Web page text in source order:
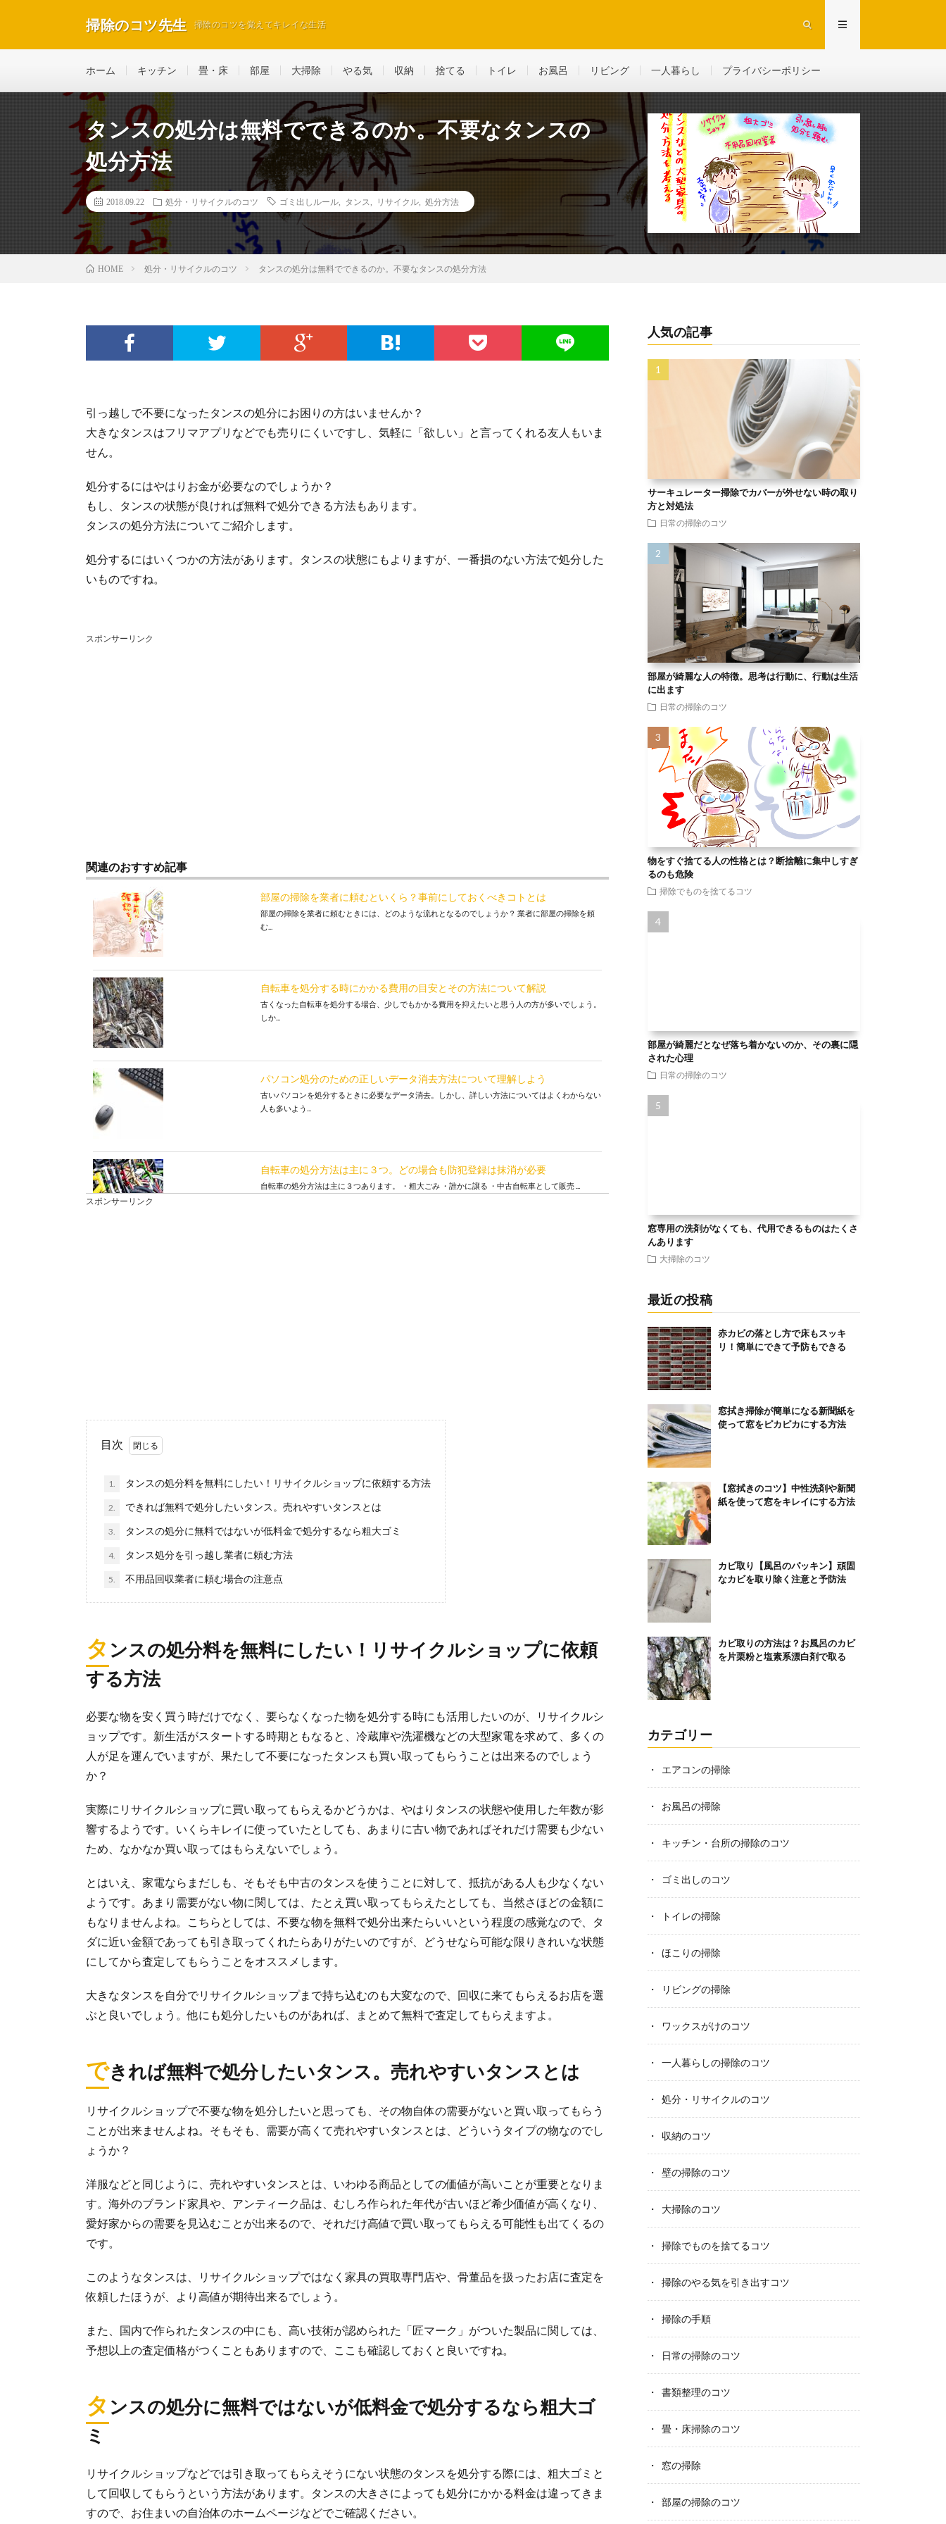
掃除のコツ先生 掃除のコツを覚えてキレイな生活
ホーム キッチン 畳・床 部屋 大掃除 やる気 収納 捨てる トイレ お風呂 リビング 一人暮らし プライバシーポリシー
タンスの処分は無料でできるのか。不要なタンスの
処分方法
2018.09.22 処分・リサイクルのコツ ゴミ出しルール タンス リサイクル 処分方法
HOME 処分・リサイクルのコツ タンスの処分は無料でできるのか。不要なタンスの処分方法
引っ越しで不要になったタンスの処分にお困りの方はいませんか？
大きなタンスはフリマアプリなどでも売りにくいですし、気軽に「欲しい」と言ってくれる友人もいま
せん。
処分するにはやはりお金が必要なのでしょうか？
もし、タンスの状態が良ければ無料で処分できる方法もあります。
タンスの処分方法についてご紹介します。
処分するにはいくつかの方法があります。タンスの状態にもよりますが、一番損のない方法で処分した
いものですね。
スポンサーリンク
関連のおすすめ記事
部屋の掃除を業者に頼むといくら？事前にしておくべきコトとは
部屋の掃除を業者に頼むときには、どのような流れとなるのでしょうか？ 業者に部屋の掃除を頼
む...
自転車を処分する時にかかる費用の目安とその方法について解説
古くなった自転車を処分する場合、少しでもかかる費用を抑えたいと思う人の方が多いでしょう。
しか...
パソコン処分のための正しいデータ消去方法について理解しよう
古いパソコンを処分するときに必要なデータ消去。しかし、詳しい方法についてはよくわからない
人も多いよう...
自転車の処分方法は主に３つ。どの場合も防犯登録は抹消が必要
自転車の処分方法は主に３つあります。 ・粗大ごみ ・誰かに譲る ・中古自転車として販売 ...
テレビを処分するには「リサイクル料」という費用がかかります
テレビは粗大ごみとして処分することができません。 家電リサイクル法によりリサイクル費用を
仏壇を処分する時にかかる費用と手続きの流れについて理解しよう
住む人のいなくなった実家を整理する時も仏壇を処分するケースも増えているようです。 しか
し、どんな手...
に何も感...
タンスを処分するには解体しかないの？タンスの処分方法について
タンスの処分に頭を悩ませている人は多くいます。 昔ながらのタンスは重たくて、そう簡単に家
の外に...
新しい布団を買おうと思っても、古い布団をどうすればいいのか悩む人も多いのではないでしょう
か。 ...
ミニマリストを目指したい独身男性が最低限必要なものとは
最低限のものしか持たないで生きるミニマリスト。そういう生活を送りたい独身男性が増えている
と言われ...
自転車を処分しようと決めた場合、粗大ゴミとして出すか買い取ってもらうかその処分方法ばかり
気になってし...
自転車の処分を無料でしたい！お金をかけないで処分する方法
引っ越し前にこれまで住んできた部屋を掃除すると思いますが、掃除業者を呼んでしっかり部屋を
綺麗にすべき...
スポンサーリンク
目次
1. タンスの処分料を無料にしたい！リサイクルショップに依頼する方法
2. できれば無料で処分したいタンス。売れやすいタンスとは
3. タンスの処分に無料ではないが低料金で処分するなら粗大ゴミ
4. タンス処分を引っ越し業者に頼む方法
5. 不用品回収業者に頼む場合の注意点
タ ンスの処分料を無料にしたい！リサイクルショップに依頼
する方法
必要な物を安く買う時だけでなく、要らなくなった物を処分する時にも活用したいのが、リサイクルシ
ョップです。新生活がスタートする時期ともなると、冷蔵庫や洗濯機などの大型家電を求めて、多くの
人が足を運んでいますが、果たして不要になったタンスも買い取ってもらうことは出来るのでしょう
か？
実際にリサイクルショップに買い取ってもらえるかどうかは、やはりタンスの状態や使用した年数が影
響するようです。いくらキレイに使っていたとしても、あまりに古い物であればそれだけ需要も少ない
ため、なかなか買い取ってはもらえないでしょう。
とはいえ、家電ならまだしも、そもそも中古のタンスを使うことに対して、抵抗がある人も少なくない
ようです。あまり需要がない物に関しては、たとえ買い取ってもらえたとしても、当然さほどの金額に
もなりませんよね。こちらとしては、不要な物を無料で処分出来たらいいという程度の感覚なので、タ
ダに近い金額であっても引き取ってくれたらありがたいのですが、どうせなら可能な限りきれいな状態
にしてから査定してもらうことをオススメします。
大きなタンスを自分でリサイクルショップまで持ち込むのも大変なので、回収に来てもらえるお店を選
ぶと良いでしょう。他にも処分したいものがあれば、まとめて無料で査定してもらえますよ。
できれば無料で処分したいタンス。売れやすいタンスとは
リサイクルショップで不要な物を処分したいと思っても、その物自体の需要がないと買い取ってもらう
ことが出来ませんよね。そもそも、需要が高くて売れやすいタンスとは、どういうタイプの物なのでし
ょうか？
洋服などと同じように、売れやすいタンスとは、いわゆる商品としての価値が高いことが重要となりま
す。海外のブランド家具や、アンティーク品は、むしろ作られた年代が古いほど希少価値が高くなり、
愛好家からの需要を見込むことが出来るので、それだけ高値で買い取ってもらえる可能性も出てくるの
です。
このようなタンスは、リサイクルショップではなく家具の買取専門店や、骨董品を扱ったお店に査定を
依頼したほうが、より高値が期待出来るでしょう。
また、国内で作られたタンスの中にも、高い技術が認められた「匠マーク」がついた製品に関しては、
予想以上の査定価格がつくこともありますので、ここも確認しておくと良いですね。
タ ンスの処分に無料ではないが低料金で処分するなら粗大ゴ
ミ
リサイクルショップなどでは引き取ってもらえそうにない状態のタンスを処分する際には、粗大ゴミと
して回収してもらうという方法があります。タンスの大きさによっても処分にかかる料金は違ってきま
すので、お住まいの自治体のホームページなどでご確認ください。
人気の記事
サーキュレーター掃除でカバーが外せない時の取り
方と対処法
日常の掃除のコツ
部屋が綺麗な人の特徴。思考は行動に、行動は生活
に出ます
日常の掃除のコツ
物をすぐ捨てる人の性格とは？断捨離に集中しすぎ
るのも危険
掃除でものを捨てるコツ
部屋が綺麗だとなぜ落ち着かないのか、その裏に隠
された心理
日常の掃除のコツ
窓専用の洗剤がなくても、代用できるものはたくさ
んあります
大掃除のコツ
最近の投稿
赤カビの落とし方で床もスッキ
リ！簡単にできて予防もできる
窓拭き掃除が簡単になる新聞紙を
使って窓をピカピカにする方法
【窓拭きのコツ】中性洗剤や新聞
紙を使って窓をキレイにする方法
カビ取り【風呂のパッキン】頑固
なカビを取り除く注意と予防法
カビ取りの方法は？お風呂のカビ
を片栗粉と塩素系漂白剤で取る
カテゴリー
エアコンの掃除
お風呂の掃除
キッチン・台所の掃除のコツ
ゴミ出しのコツ
トイレの掃除
ほこりの掃除
リビングの掃除
ワックスがけのコツ
一人暮らしの掃除のコツ
処分・リサイクルのコツ
収納のコツ
壁の掃除のコツ
大掃除のコツ
掃除でものを捨てるコツ
掃除のやる気を引き出すコツ
掃除の手順
日常の掃除のコツ
書類整理のコツ
畳・床掃除のコツ
窓の掃除
部屋の掃除のコツ